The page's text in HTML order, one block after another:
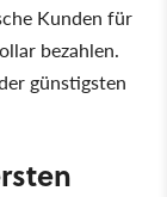
Kunden für
bezahlen.
günstigsten